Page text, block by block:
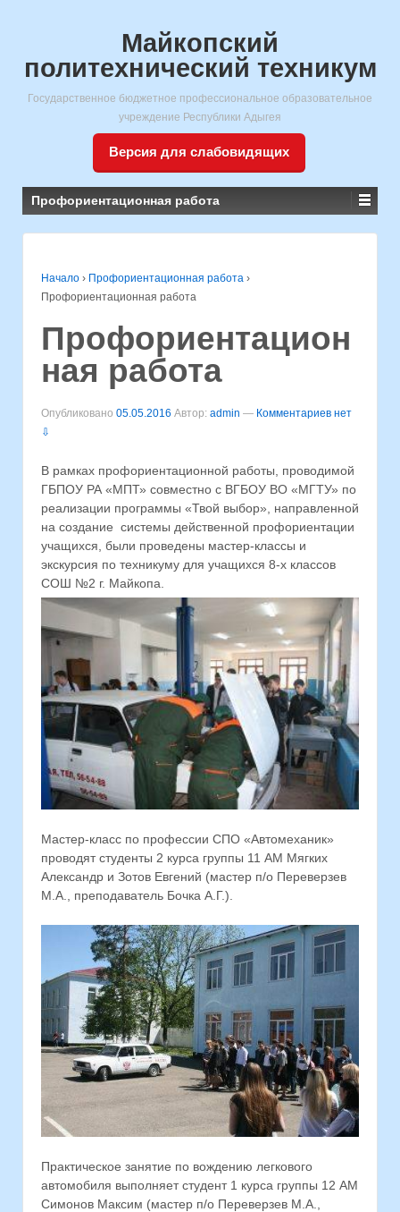
Майкопский
политехнический техникум
Государственное бюджетное профессиональное образовательное
учреждение Республики Адыгея
Версия для слабовидящих
Профориентационная работа
Начало › Профориентационная работа ›
Профориентационная работа
Профориентацион
ная работа
Опубликовано 05.05.2016 Автор: admin — Комментариев нет
⇩
В рамках профориентационной работы, проводимой
ГБПОУ РА «МПТ» совместно с ВГБОУ ВО «МГТУ» по
реализации программы «Твой выбор», направленной
на создание системы действенной профориентации
учащихся, были проведены мастер-классы и
экскурсия по техникуму для учащихся 8-х классов
СОШ №2 г. Майкопа.
Мастер-класс по профессии СПО «Автомеханик»
проводят студенты 2 курса группы 11 АМ Мягких
Александр и Зотов Евгений (мастер п/о Переверзев
М.А., преподаватель Бочка А.Г.).
Практическое занятие по вождению легкового
автомобиля выполняет студент 1 курса группы 12 АМ
Симонов Максим (мастер п/о Переверзев М.А.,